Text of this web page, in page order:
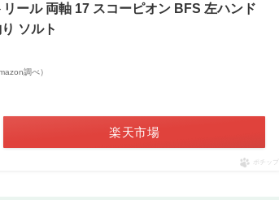
ール 両軸 17 スコーピオン BFS 左ハンド
ソルト
調べ）
楽天市場
ポチップ